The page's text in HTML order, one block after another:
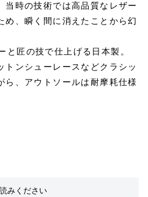
当時の技術では高品質なレザー
め、瞬く間に消えたことから幻
匠の技で仕上げる日本製。
トンシューレースなどクラシッ
ら、アウトソールは耐摩耗仕様
みください